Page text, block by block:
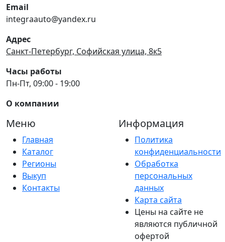
Email
integraauto@yandex.ru
Адрес
Санкт-Петербург, Софийская улица, 8к5
Часы работы
Пн-Пт, 09:00 - 19:00
О компании
Меню
Главная
Каталог
Регионы
Выкуп
Контакты
Информация
Политика
конфиденциальности
Обработка
персональных
данных
Карта сайта
Цены на сайте не
являются публичной
офертой